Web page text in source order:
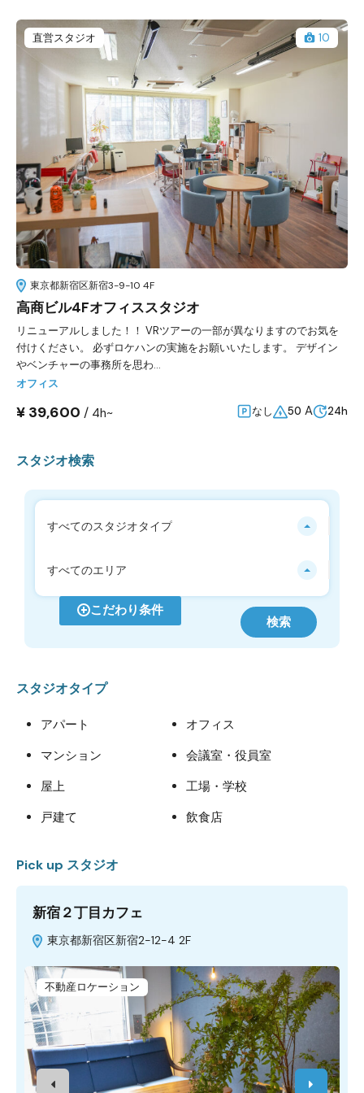
直営スタジオ 10
東京都新宿区新宿3-9-10 4F
高商ビル4Fオフィススタジオ
リニューアルしました！！ VRツアーの一部が異なりますのでお気を
付けください。 必ずロケハンの実施をお願いいたします。 デザイン
やベンチャーの事務所を思わ...
オフィス
¥ 39,600 / 4h~ なし 50 A 24h
スタジオ検索
すべてのスタジオタイプ
すべてのエリア
こだわり条件
検索
スタジオタイプ
アパート
オフィス
マンション
会議室・役員室
屋上
工場・学校
戸建て
飲食店
Pick up スタジオ
新宿２丁目カフェ
東京都新宿区新宿2-12-4 2F
不動産ロケーション